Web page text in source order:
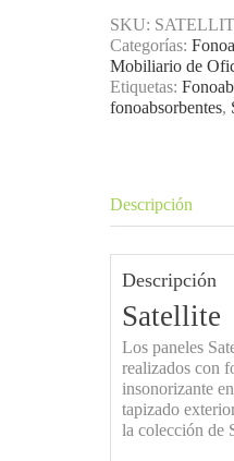
SKU:
Categorías:
Mobiliario de
Etiquetas:
fonoabsorbentes,
Descripción
Descripción
Satellite
Los paneles
realizados con
insonorizante
tapizado
la colección de